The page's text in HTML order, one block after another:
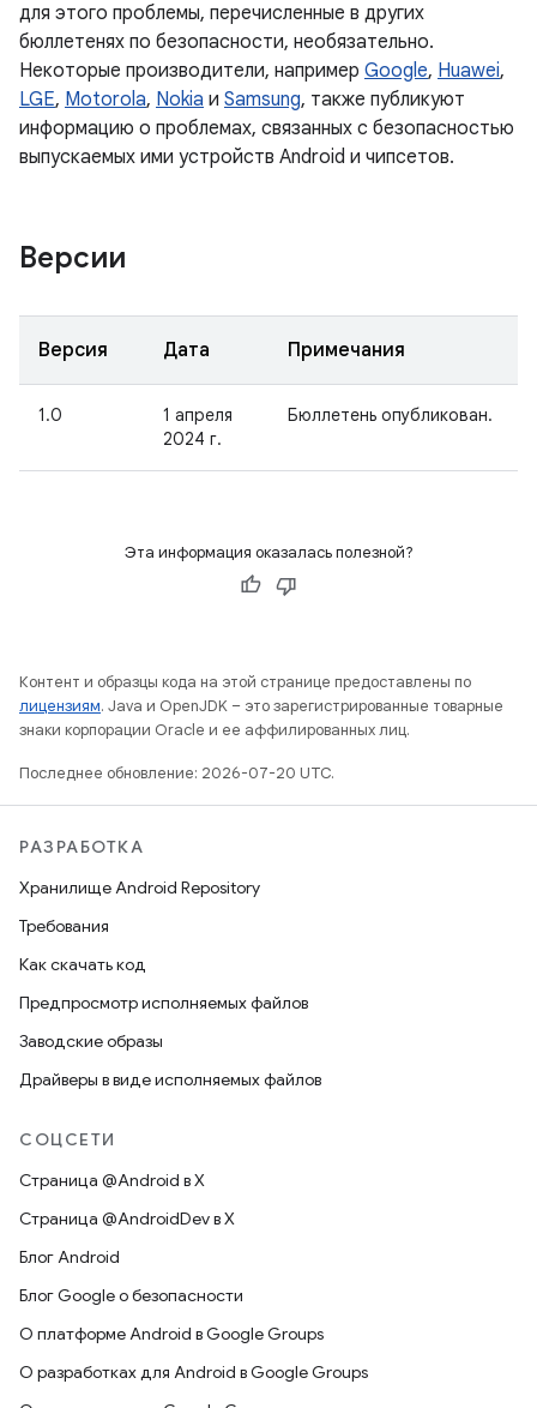
для этого проблемы, перечисленные в других
бюллетенях по безопасности, необязательно.
Некоторые производители, например Google, Huawei,
LGE, Motorola, Nokia и Samsung, также публикуют
информацию о проблемах, связанных с безопасностью
выпускаемых ими устройств Android и чипсетов.
Версии
Версия Дата Примечания
1.0
1 апреля
2024 г.
Бюллетень опубликован.
Эта информация оказалась полезной?
Контент и образцы кода на этой странице предоставлены по
лицензиям. Java и OpenJDK – это зарегистрированные товарные
знаки корпорации Oracle и ее аффилированных лиц.
Последнее обновление: 2026-07-20 UTC.
РАЗРАБОТКА
Хранилище Android Repository
Требования
Как скачать код
Предпросмотр исполняемых файлов
Заводские образы
Драйверы в виде исполняемых файлов
СОЦСЕТИ
Страница @Android в X
Страница @AndroidDev в X
Блог Android
Блог Google о безопасности
О платформе Android в Google Groups
О разработках для Android в Google Groups